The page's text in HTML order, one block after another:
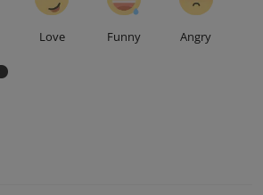
Love Funny Angry